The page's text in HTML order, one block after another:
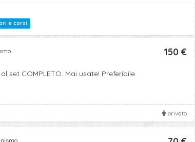
e corsi
set COMPLETO. Mai usate! Preferibile
150 €
privato